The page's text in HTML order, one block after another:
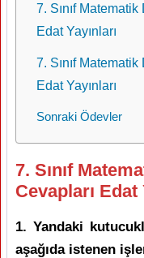
7. Sınıf
Edat Yayınları
7. Sınıf
Edat Yayınları
Sonraki Ödevler
7. Sınıf
Cevapları Edat
1. Yandaki
aşağıda istenen